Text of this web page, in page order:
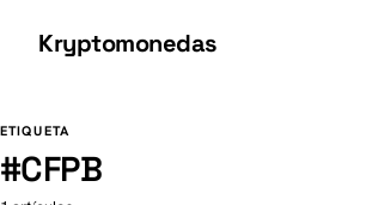
Kryptomonedas
ETIQUETA
#CFPB